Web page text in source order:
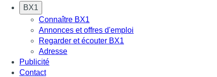
BX1
Connaître BX1
Annonces et offres d'emploi
Regarder et écouter BX1
Adresse
Publicité
Contact